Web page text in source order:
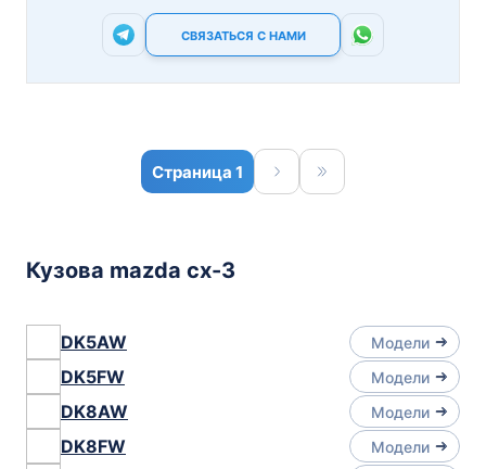
СВЯЗАТЬСЯ С НАМИ
1
Кузова mazda cx-3
DK5AW Модели
DK5FW Модели
DK8AW Модели
DK8FW Модели